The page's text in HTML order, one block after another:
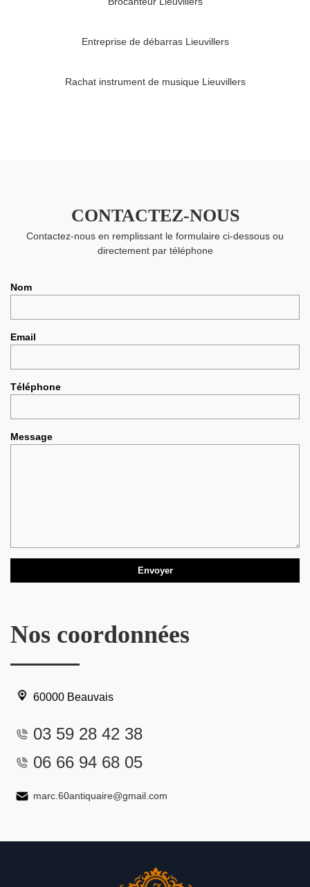
Entreprise de débarras Lieuvillers
Rachat instrument de musique Lieuvillers
CONTACTEZ-NOUS
Contactez-nous en remplissant le formulaire ci-dessous ou
directement par téléphone
Nom
Email
Téléphone
Message
Nos coordonnées
60000 Beauvais
03 59 28 42 38
06 66 94 68 05
marc.60antiquaire@gmail.com